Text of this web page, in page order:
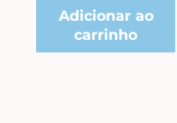
Adicionar ao
carrinho